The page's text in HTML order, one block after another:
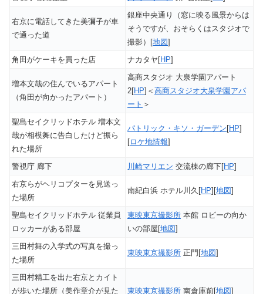
右京に電話してきた美彌子が車
で通った道
銀座中央通り（窓に映る風景からは
そうですが、おそらくはスタジオで
撮影）[地図]
角田がケーキを買った店
ナカタヤ[HP]
増本文哉の住んでいるアパート
（角田が向かったアパート）
高商スタジオ 大泉学園アパート
2[HP]＜ 高商スタジオ大泉学園アパ
ート ＞
聖島セイクリッドホテル 増本文
哉が相模舞に告白したけど振ら
れた場所
パトリック・キソ・ガーデン[HP]
[ロケ地情報]
警視庁 廊下 川崎マリエン 交流棟の廊下[HP]
右京らがヘリコプターを見送っ
た場所
南紀白浜 ホテル川久[HP][地図]
聖島セイクリッドホテル 従業員
ロッカーがある部屋
東映東京撮影所 本館 ロビーの向か
いの部屋[地図]
三田村舞の入学式の写真を撮っ
た場所
東映東京撮影所 正門[地図]
三田村精工を出た右京とカイト
が歩いた場所（美作章介が見た
東映東京撮影所 南倉庫前[地図]